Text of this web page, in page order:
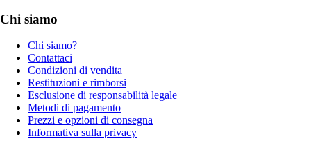
Chi siamo
Chi siamo?
Contattaci
Condizioni di vendita
Restituzioni e rimborsi
Esclusione di responsabilità legale
Metodi di pagamento
Prezzi e opzioni di consegna
Informativa sulla privacy